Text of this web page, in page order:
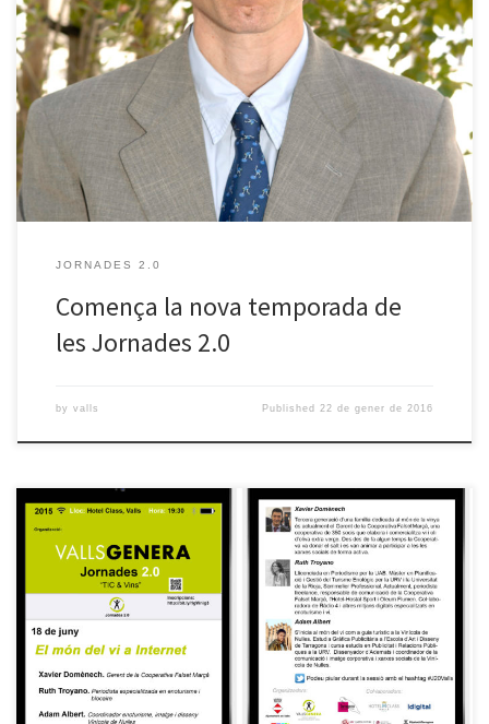
El proper dimarts 26 de gener s’inicia un nou cicle de les Jornades
2.0. La xerrada que iniciarà el nou cicle serà “Privadesa i seguretat
en temps de megadades (big data)”, a càrrec de Josep Domingo
Ferrer, catedràtic distingit de Ciència de la Computació i
investigador ICREA Acadèmia a la Universitat […]
JORNADES 2.0
Comença la nova temporada de
les Jornades 2.0
by valls Published 22 de gener de 2016
Aquest proper dijous 18 de juny tancarem aquesta primera part
de cicle de Jornades 2.0 Tics & Vins que van iniciar al març. Aquests
tallers de sensibilització que vam començar fa 3 temporades han
volgut acostar diferents aspectes i temàtiques d’interès i actualitat
en relació amb el món de les […]